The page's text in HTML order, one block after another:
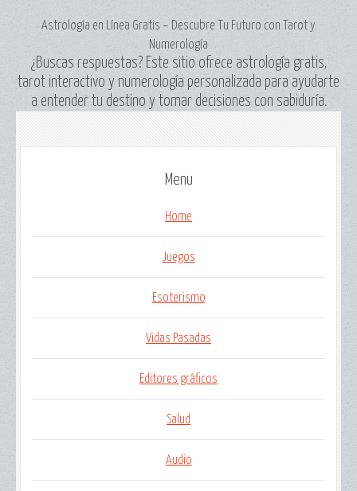
Astrología en Línea Gratis – Descubre Tu Futuro con Tarot y
Numerología
¿Buscas respuestas? Este sitio ofrece astrología gratis,
tarot interactivo y numerología personalizada para ayudarte
a entender tu destino y tomar decisiones con sabiduría.
Menu
Home
Juegos
Esoterismo
Vidas Pasadas
Editores gráficos
Salud
Audio